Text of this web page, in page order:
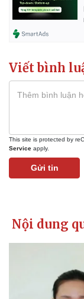
Kinh tế
Viết bình
This site is protected by
Service apply.
Gửi tin